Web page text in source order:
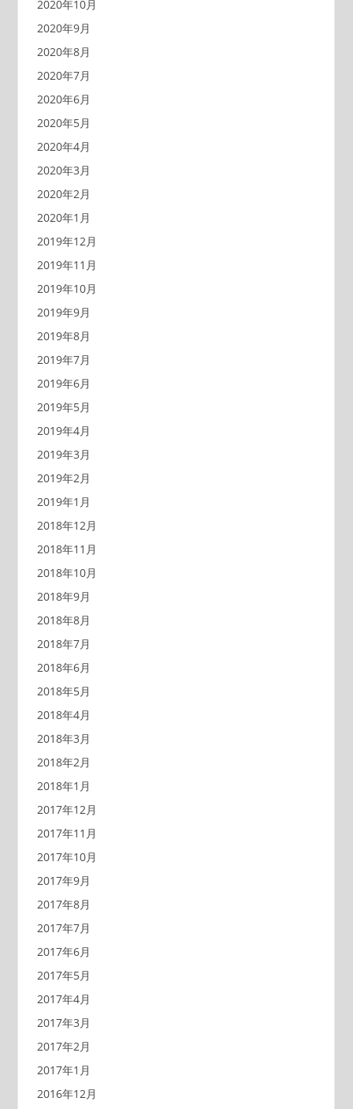
2020年10月
2020年9月
2020年8月
2020年7月
2020年6月
2020年5月
2020年4月
2020年3月
2020年2月
2020年1月
2019年12月
2019年11月
2019年10月
2019年9月
2019年8月
2019年7月
2019年6月
2019年5月
2019年4月
2019年3月
2019年2月
2019年1月
2018年12月
2018年11月
2018年10月
2018年9月
2018年8月
2018年7月
2018年6月
2018年5月
2018年4月
2018年3月
2018年2月
2018年1月
2017年12月
2017年11月
2017年10月
2017年9月
2017年8月
2017年7月
2017年6月
2017年5月
2017年4月
2017年3月
2017年2月
2017年1月
2016年12月